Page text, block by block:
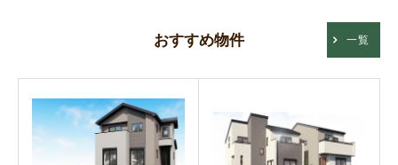
おすすめ物件 一覧